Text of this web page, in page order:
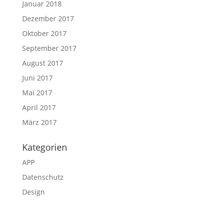
Januar 2018
Dezember 2017
Oktober 2017
September 2017
August 2017
Juni 2017
Mai 2017
April 2017
März 2017
Kategorien
APP
Datenschutz
Design